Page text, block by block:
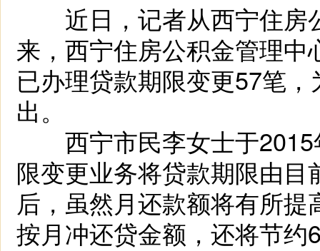
近日，记者从西宁住房
来，西宁住房公积金管理
已办理贷款期限变更57笔
出。
西宁市民李女士于2015
限变更业务将贷款期限由
后，虽然月还款额将有所
按月冲还贷金额，还将节